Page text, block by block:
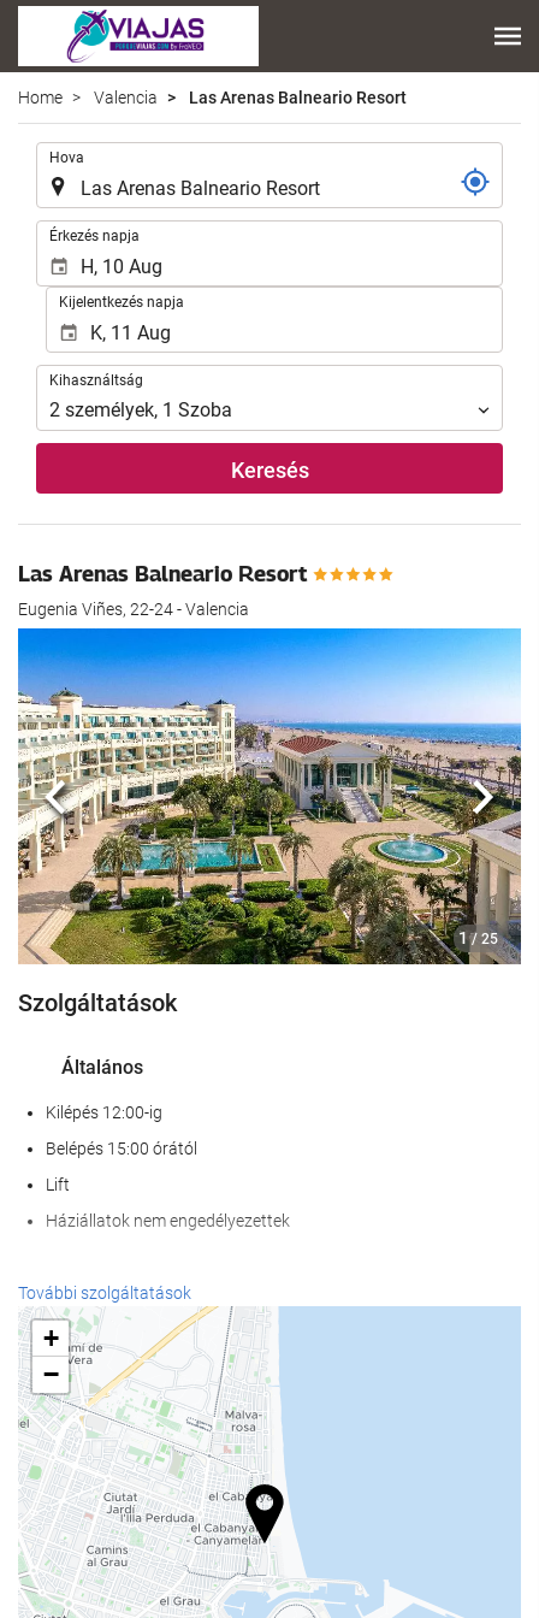
Home Valencia Las Arenas Balneario Resort
Hova
Érkezés napja
Kijelentkezés napja
Kihasználtság
Kihasználtság
2 személyek, 1 Szoba
Keresés
Las Arenas Balneario Resort
Eugenia Viñes, 22-24 - Valencia
1 / 25
Előző
Szolgáltatások
Általános
Kilépés 12:00-ig
Belépés 15:00 órától
Lift
Háziállatok nem engedélyezettek
Wellness
Spa
törökfürdő | gőzfürdő
Szauna
Konditerem
Étel és ital
À la carte étterem
Bár
További szolgáltatások
+
−